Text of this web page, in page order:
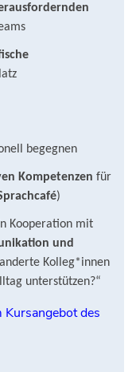
begegnen
Kompetenzen für
)
Kooperation mit
und
Kolleg*innen
unterstützen?“
des